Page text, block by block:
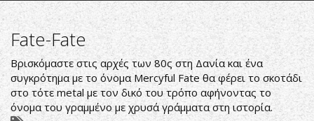
Fate-Fate
Βρισκόμαστε στις αρχές των 80ς στη Δανία και ένα
συγκρότημα με το όνομα Mercyful Fate θα φέρει το σκοτάδι
στο τότε metal με τον δικό του τρόπο αφήνοντας το
όνομα του γραμμένο με χρυσά γράμματα στη ιστορία.